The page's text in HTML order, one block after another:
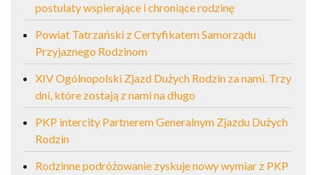
postulaty wspierające i chroniące rodzinę
Powiat Tatrzański z Certyfikatem Samorządu
Przyjaznego Rodzinom
XIV Ogólnopolski Zjazd Dużych Rodzin za nami. Trzy
dni, które zostają z nami na długo
PKP intercity Partnerem Generalnym Zjazdu Dużych
Rodzin
Rodzinne podróżowanie zyskuje nowy wymiar z PKP